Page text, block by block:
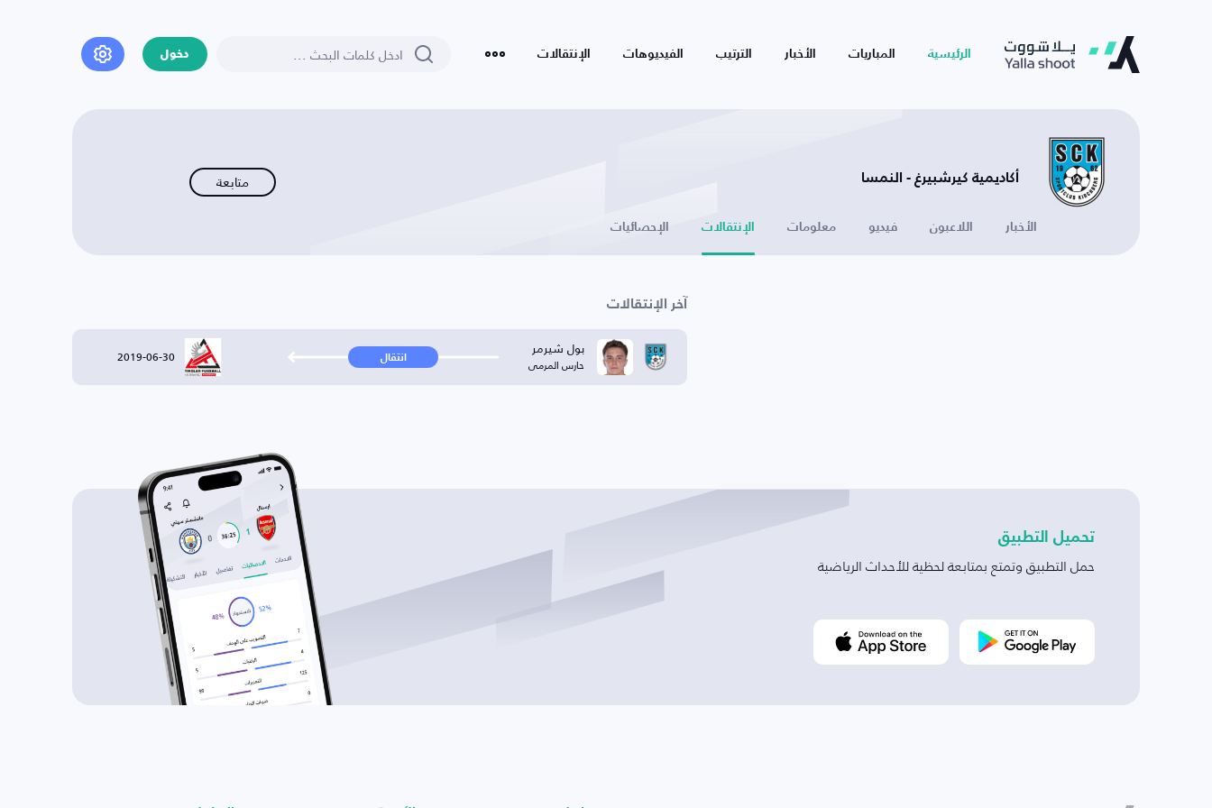
الرئيسية المباريات الأخبار الترتيب الفيديوهات الإنتقالات دخول
أكاديمية كيرشبيرغ - النمسا متابعة
الأخبار اللاعبون فيديو معلومات الإنتقالات الإحصائيات
آخر الإنتقالات
بول شيرمر
حارس المرمى انتقال 2019-06-30
تحميل التطبيق
حمل التطبيق وتمتع بمتابعة لحظية للأحداث الرياضية